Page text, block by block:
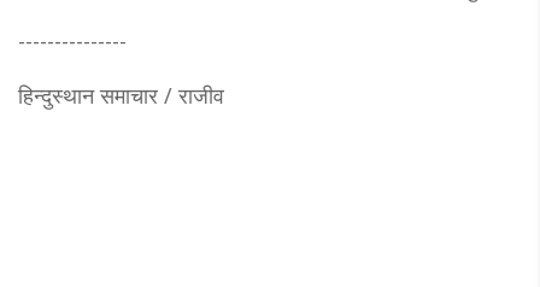
---------------
हिन्दुस्थान समाचार / राजीव